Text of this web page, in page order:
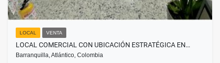
LOCAL VENTA
LOCAL COMERCIAL CON UBICACIÓN ESTRATÉGICA EN…
Barranquilla, Atlántico, Colombia